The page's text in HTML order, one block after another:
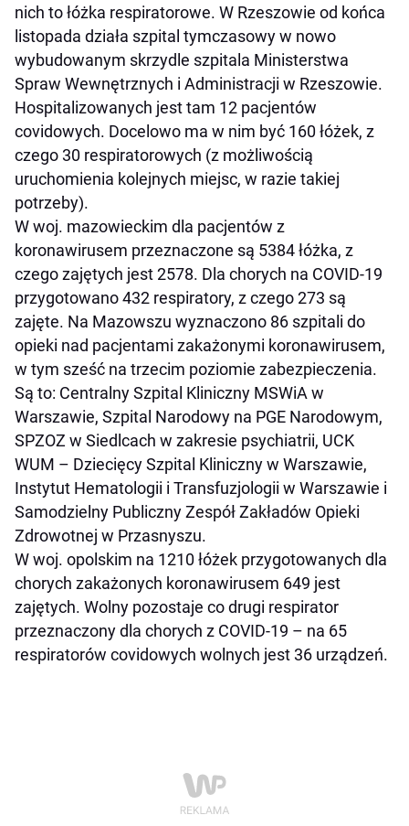
nich to łóżka respiratorowe. W Rzeszowie od końca
listopada działa szpital tymczasowy w nowo
wybudowanym skrzydle szpitala Ministerstwa
Spraw Wewnętrznych i Administracji w Rzeszowie.
Hospitalizowanych jest tam 12 pacjentów
covidowych. Docelowo ma w nim być 160 łóżek, z
czego 30 respiratorowych (z możliwością
uruchomienia kolejnych miejsc, w razie takiej
potrzeby).
W woj. mazowieckim dla pacjentów z
koronawirusem przeznaczone są 5384 łóżka, z
czego zajętych jest 2578. Dla chorych na COVID-19
przygotowano 432 respiratory, z czego 273 są
zajęte. Na Mazowszu wyznaczono 86 szpitali do
opieki nad pacjentami zakażonymi koronawirusem,
w tym sześć na trzecim poziomie zabezpieczenia.
Są to: Centralny Szpital Kliniczny MSWiA w
Warszawie, Szpital Narodowy na PGE Narodowym,
SPZOZ w Siedlcach w zakresie psychiatrii, UCK
WUM – Dziecięcy Szpital Kliniczny w Warszawie,
Instytut Hematologii i Transfuzjologii w Warszawie i
Samodzielny Publiczny Zespół Zakładów Opieki
Zdrowotnej w Przasnyszu.
W woj. opolskim na 1210 łóżek przygotowanych dla
chorych zakażonych koronawirusem 649 jest
zajętych. Wolny pozostaje co drugi respirator
przeznaczony dla chorych z COVID-19 – na 65
respiratorów covidowych wolnych jest 36 urządzeń.